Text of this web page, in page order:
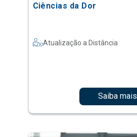
Ciências da Dor
Atualização a Distância
Saiba mais